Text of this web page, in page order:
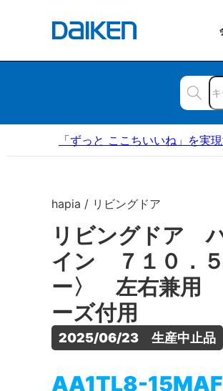
「ずっと ここちいいね」を実
hapia / リビングドア
リビングドア
イン ７１０．
ー〉 左右兼用
ーズ付用
2025/06/23　生産中止品
AA1TL8-